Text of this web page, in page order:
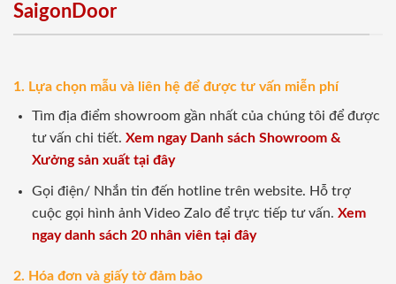
SaigonDoor
1. Lựa chọn mẫu và liên hệ để được tư vấn miễn phí
Tìm địa điểm showroom gần nhất của chúng tôi để được
tư vấn chi tiết. Xem ngay Danh sách Showroom &
Xưởng sản xuất tại đây
Gọi điện/ Nhắn tin đến hotline trên website. Hỗ trợ
cuộc gọi hình ảnh Video Zalo để trực tiếp tư vấn. Xem
ngay danh sách 20 nhân viên tại đây
2. Hóa đơn và giấy tờ đảm bảo